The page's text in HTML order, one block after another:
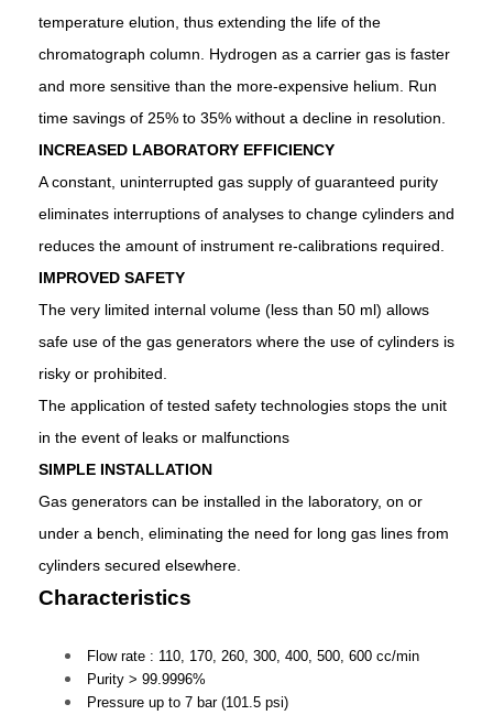
temperature elution, thus extending the life of the
chromatograph column. Hydrogen as a carrier gas is faster
and more sensitive than the more-expensive helium. Run
time savings of 25% to 35% without a decline in resolution.
INCREASED LABORATORY EFFICIENCY
A constant, uninterrupted gas supply of guaranteed purity
eliminates interruptions of analyses to change cylinders and
reduces the amount of instrument re-calibrations required.
IMPROVED SAFETY
The very limited internal volume (less than 50 ml) allows
safe use of the gas generators where the use of cylinders is
risky or prohibited.
The application of tested safety technologies stops the unit
in the event of leaks or malfunctions
SIMPLE INSTALLATION
Gas generators can be installed in the laboratory, on or
under a bench, eliminating the need for long gas lines from
cylinders secured elsewhere.
Characteristics
Flow rate : 110, 170, 260, 300, 400, 500, 600 cc/min
Purity > 99.9996%
Pressure up to 7 bar (101.5 psi)